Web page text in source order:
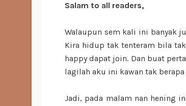
Salam to all readers,
Walaupun sem kali ini banyak
Kira hidup tak tenteram bila
happy dapat join. Dan buat
lagilah aku ini kawan tak
Jadi, pada malam nan hening